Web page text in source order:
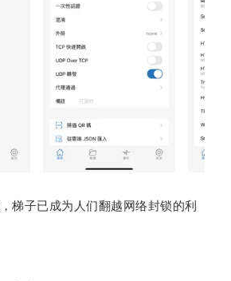
子已成为人们翻越网络封锁的利